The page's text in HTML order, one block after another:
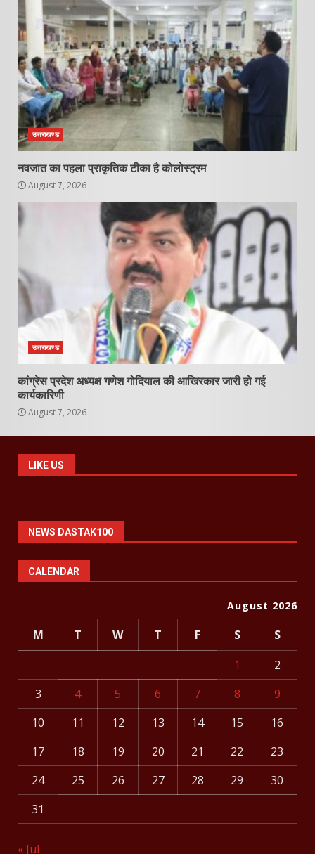
उत्तराखण्ड
नवजात का पहला प्राकृतिक टीका है कोलोस्ट्रम
August 7, 2026
उत्तराखण्ड
कांग्रेस प्रदेश अध्यक्ष गणेश गोदियाल की आखिरकार जारी हो गई
कार्यकारिणी
August 7, 2026
LIKE US
NEWS DASTAK100
CALENDAR
August 2026
M T W T F S
S
1
2
3
4 5 6 7 8
9
10
11 12 13 14 15
16
17
18 19 20 21 22
23
24
25 26 27 28 29
30
31
« Jul